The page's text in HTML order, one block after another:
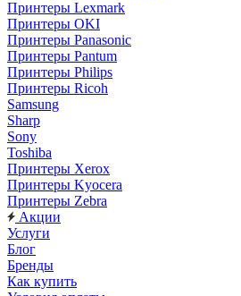
Принтеры Lexmark
Принтеры OKI
Принтеры Panasonic
Принтеры Pantum
Принтеры Philips
Принтеры Ricoh
Samsung
Sharp
Sony
Toshiba
Принтеры Xerox
Принтеры Kyocera
Принтеры Zebra
Акции
Услуги
Блог
Бренды
Как купить